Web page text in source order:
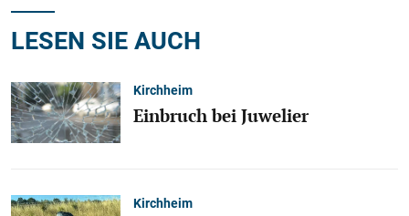
LESEN SIE AUCH
Kirchheim
Einbruch bei Juwelier
Kirchheim